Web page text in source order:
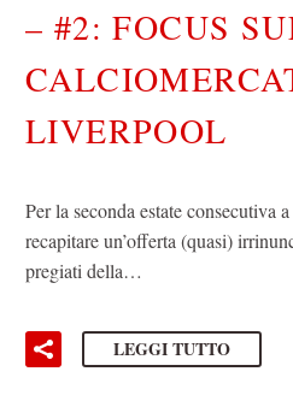
– #2: FOCUS
LIVERPOOL
Per la seconda estate consecutiva
recapitare un’offerta (quasi)
pregiati della…
LEGGI TUTTO